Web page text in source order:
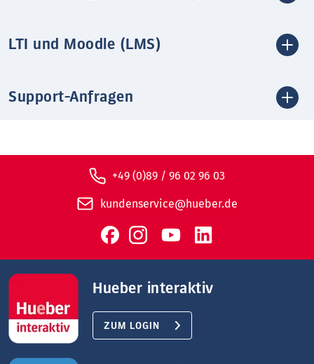
LTI und Moodle (LMS)
Support-Anfragen
+49 (0)89 / 96 02 96 03
kundenservice@hueber.de
Hueber interaktiv
ZUM LOGIN